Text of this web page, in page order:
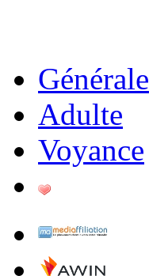
Générale
Adulte
Voyance